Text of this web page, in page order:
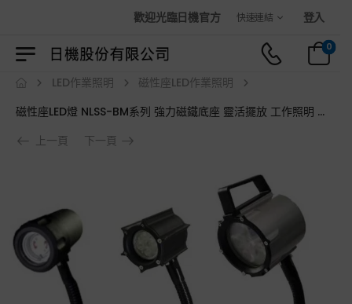
歡迎光臨日機官方購物商城！
快速連結 登入
0
LED作業照明
磁性座LED作業照明
磁性座LED燈 NLSS-BM系列 強力磁鐵底座 靈活擺放 工作照明 桌上工作燈
上一頁
下一頁